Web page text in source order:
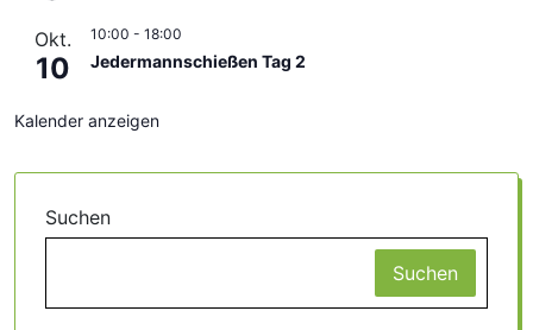
Okt.
10
10:00 - 18:00
Jedermannschießen Tag 2
Kalender anzeigen
Suchen
Suchen